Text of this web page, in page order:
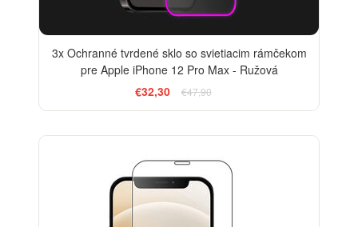
3x Ochranné tvrdené sklo so svietiacim rámčekom
pre Apple iPhone 12 Pro Max - Ružová
€32,30
€47,90